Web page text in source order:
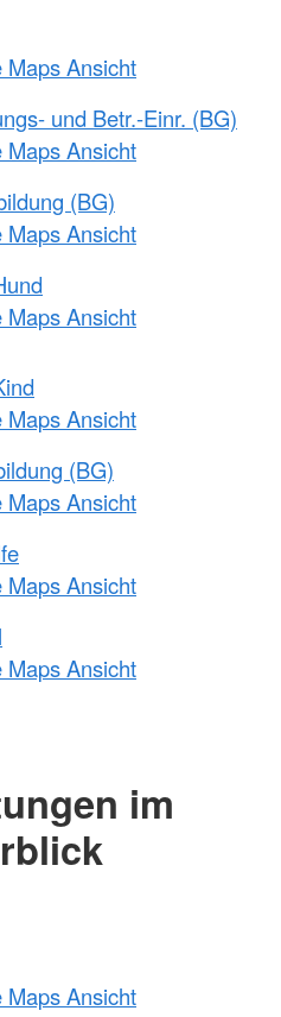
Maps Ansicht
und Betr.-Einr. (BG)
Maps Ansicht
(BG)
Maps Ansicht
Maps Ansicht
Maps Ansicht
(BG)
Maps Ansicht
Maps Ansicht
Maps Ansicht
im
Maps Ansicht